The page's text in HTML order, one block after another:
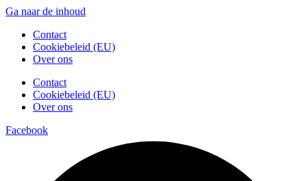
Ga naar de inhoud
Contact
Cookiebeleid (EU)
Over ons
Contact
Cookiebeleid (EU)
Over ons
Facebook